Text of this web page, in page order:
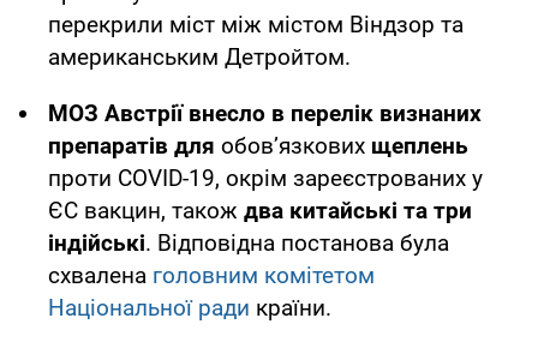
перекрили міст між містом Віндзор та
американським Детройтом.
МОЗ Австрії внесло в перелік визнаних
препаратів для обов’язкових щеплень
проти COVID-19, окрім зареєстрованих у
ЄС вакцин, також два китайські та три
індійські. Відповідна постанова була
схвалена головним комітетом
Національної ради країни.